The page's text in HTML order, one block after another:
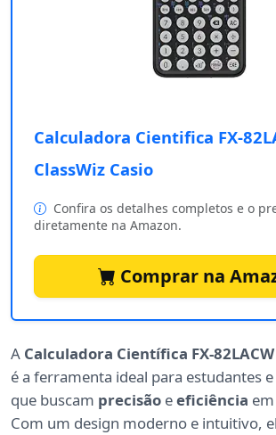
Calculadora Cientifica FX-
ClassWiz Casio
Confira os detalhes completos e o
diretamente na Amazon.
Comprar na
A Calculadora Científica FX-82LACW
é a ferramenta ideal para estudantes
que buscam precisão eeficiência
Com um design moderno e intuitivo,